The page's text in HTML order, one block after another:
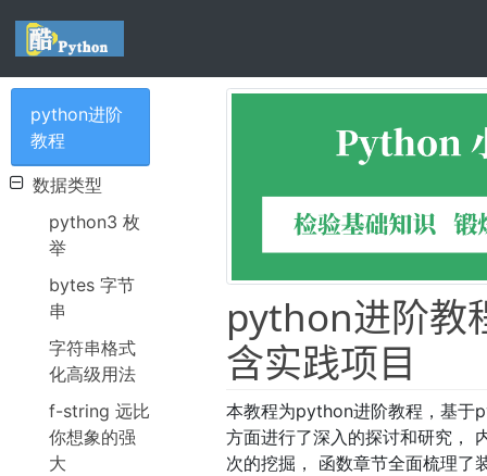
python进阶
教程
数据类型
python3 枚
举
bytes 字节
串
字符串格式
化高级用法
f-string 远比
你想象的强
大
python进阶教
含实践项目
本教程为python进阶教程，基于
方面进行了深入的探讨和研究，
次的挖掘， 函数章节全面梳理了